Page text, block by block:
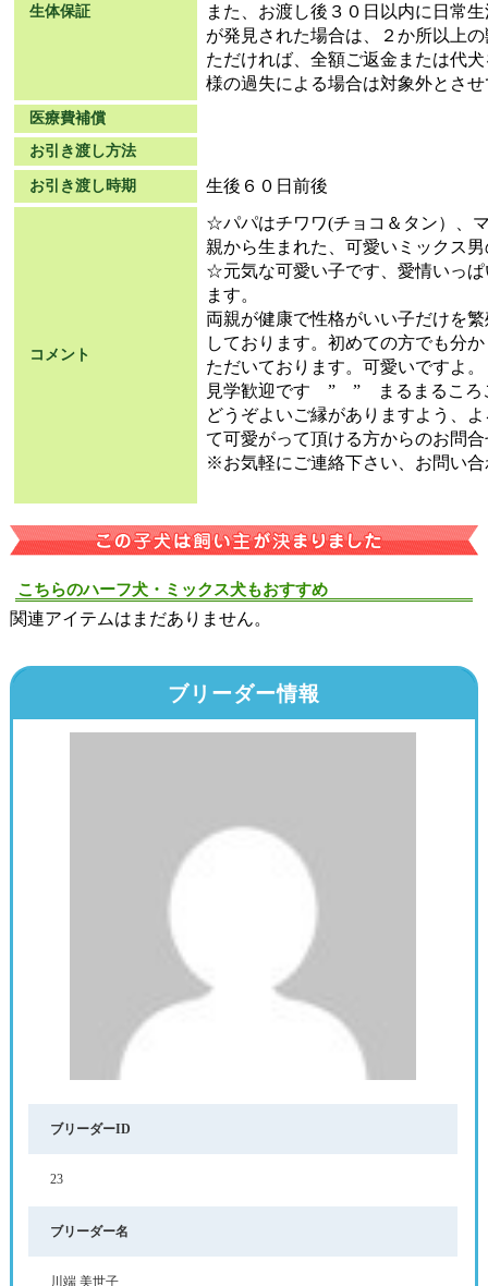
生体保証
また、お渡し後３０日以内に日常
が発見された場合は、２か所以上
ただければ、全額ご返金または代
様の過失による場合は対象外とさ
医療費補償
お引き渡し方法
お引き渡し時期 生後６０日前後
コメント
☆パパはチワワ(チョコ＆タン）、
親から生まれた、可愛いミックス
☆元気な可愛い子です、愛情いっ
ます。
両親が健康で性格がいい子だけを
しております。初めての方でも分
ただいております。可愛いですよ。
見学歓迎です ” ” まるまるころ
どうぞよいご縁がありますよう、
て可愛がって頂ける方からのお問
※お気軽にご連絡下さい、お問い
こちらのハーフ犬・ミックス犬もおすすめ
関連アイテムはまだありません。
ブリーダー情報
ブリーダーID
23
ブリーダー名
川端 美世子